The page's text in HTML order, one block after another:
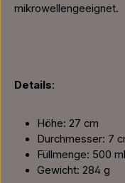
mikrowellengeeignet.
Details:
Höhe: 27 cm
Durchmesser: 7
Füllmenge: 500 ml
Gewicht: 284 g